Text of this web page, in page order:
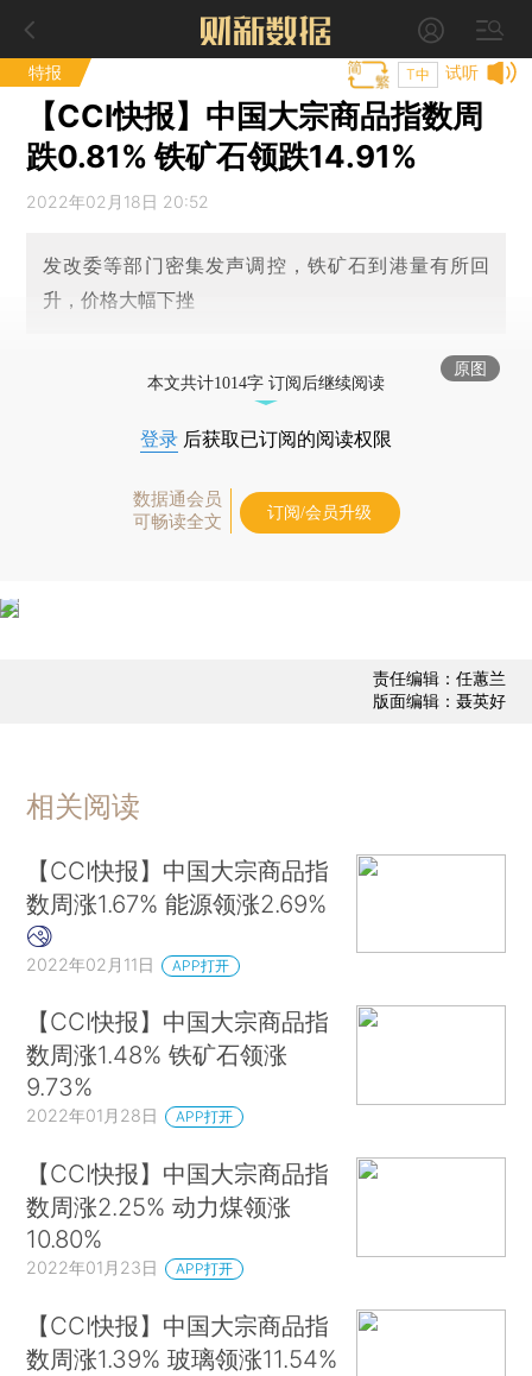
特报 试听
T中
【CCI快报】中国大宗商品指数周
跌0.81% 铁矿石领跌14.91%
2022年02月18日 20:52
发改委等部门密集发声调控，铁矿石到港量有所回
升，价格大幅下挫
原图
本文共计1014字 订阅后继续阅读
登录 后获取已订阅的阅读权限
数据通会员
可畅读全文
订阅/会员升级
责任编辑：任蕙兰
版面编辑：聂英好
相关阅读
【CCI快报】中国大宗商品指
数周涨1.67% 能源领涨2.69%
2022年02月11日 APP打开
【CCI快报】中国大宗商品指
数周涨1.48% 铁矿石领涨
9.73%
2022年01月28日 APP打开
【CCI快报】中国大宗商品指
数周涨2.25% 动力煤领涨
10.80%
2022年01月23日 APP打开
【CCI快报】中国大宗商品指
数周涨1.39% 玻璃领涨11.54%